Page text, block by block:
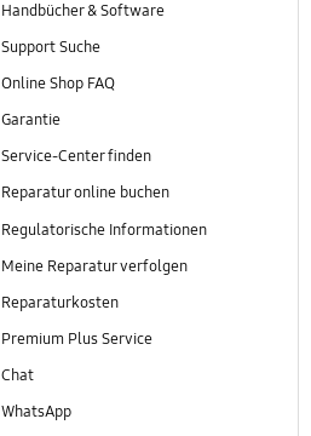
Handbücher & Software
Support Suche
Online Shop FAQ
Garantie
Service-Center finden
Reparatur online buchen
Regulatorische Informationen
Meine Reparatur verfolgen
Reparaturkosten
Premium Plus Service
Chat
WhatsApp